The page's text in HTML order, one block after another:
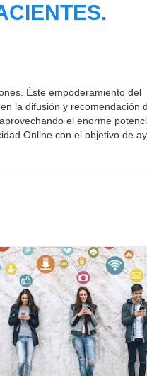
Éste empoderamiento del
la difusión y recomendación
el enorme
Online con el objetivo de